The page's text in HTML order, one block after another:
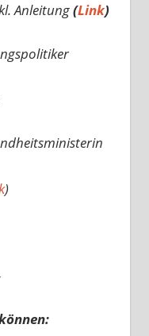
Anleitung(Link)
)